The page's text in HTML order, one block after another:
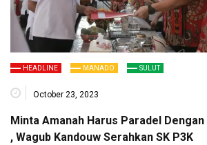
HEADLINE MANADO SULUT
October 23, 2023
Minta Amanah Harus Paradel
, Wagub Kandouw Serahkan SK P3K